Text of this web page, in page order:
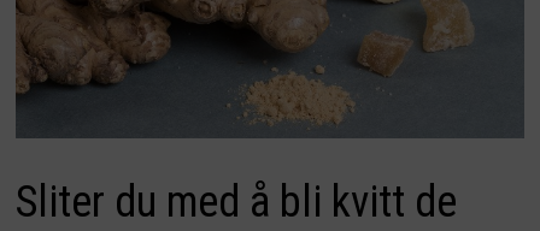
Sliter du med å bli kvitt de